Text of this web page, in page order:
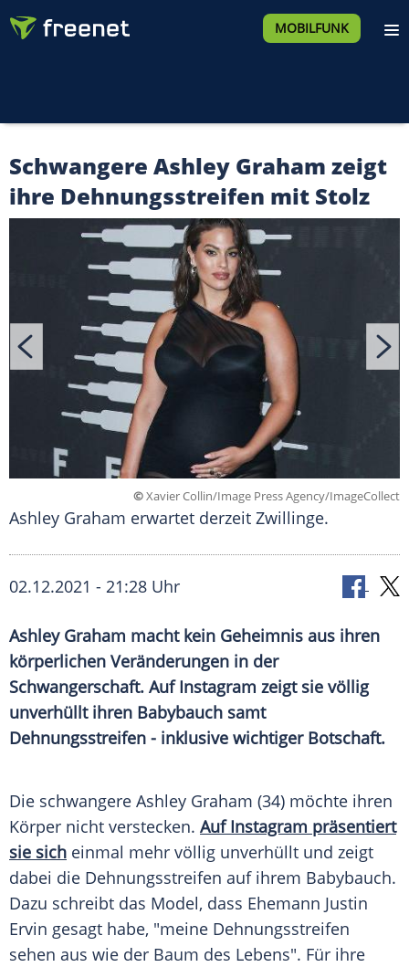
MOBILFUNK
Schwangere Ashley Graham zeigt
ihre Dehnungsstreifen mit Stolz
©Xavier Collin/Image Press Agency/ImageCollect
Ashley Graham erwartet derzeit Zwillinge.
02.12.2021 - 21:28 Uhr
Ashley Graham macht kein Geheimnis aus ihren
körperlichen Veränderungen in der
Schwangerschaft. AufInstagram zeigt sie völlig
unverhüllt ihren Babybauch samt
Dehnungsstreifen - inklusive wichtiger Botschaft.
Die schwangere Ashley Graham (34) möchte ihren
Körper nicht verstecken. Auf Instagram präsentiert
sie sich einmal mehr völlig unverhüllt und zeigt
dabei die Dehnungsstreifen auf ihrem Babybauch.
Dazu schreibt das Model, dass Ehemann Justin
Ervin gesagt habe, "meine Dehnungsstreifen
sehen aus wie der Baum des Lebens". Für ihre